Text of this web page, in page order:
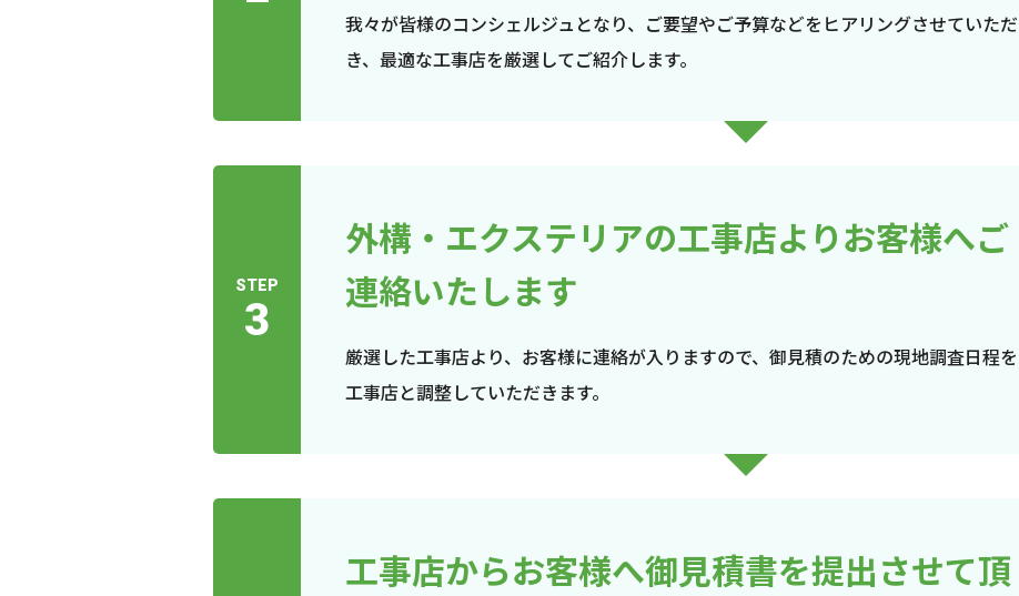
我々が皆様のコンシェルジュとなり、ご要望やご予算などをヒアリングさせていただ
き、最適な工事店を厳選してご紹介します。
STEP
3
外構・エクステリアの工事店よりお客様へご
連絡いたします
厳選した工事店より、お客様に連絡が入りますので、御見積のための現地調査日程を
工事店と調整していただきます。
工事店からお客様へ御見積書を提出させて頂